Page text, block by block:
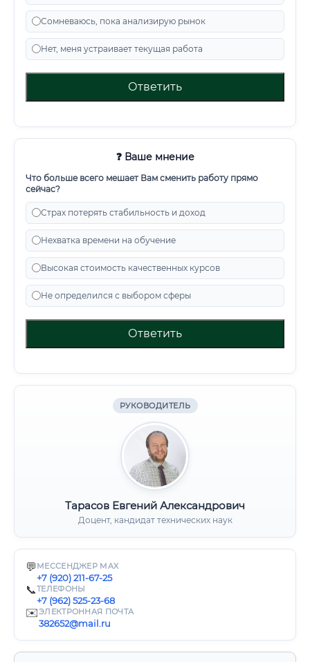
Сомневаюсь, пока анализирую рынок
Нет, меня устраивает текущая работа
Ответить
❓ Ваше мнение
Что больше всего мешает Вам сменить работу прямо
сейчас?
Страх потерять стабильность и доход
Нехватка времени на обучение
Высокая стоимость качественных курсов
Не определился с выбором сферы
Ответить
РУКОВОДИТЕЛЬ
Тарасов Евгений Александрович
Доцент, кандидат технических наук
💬 МЕССЕНДЖЕР MAX
+7 (920) 211-67-25
📞ТЕЛЕФОНЫ
+7 (962) 525-23-68
✉️ЭЛЕКТРОННАЯ ПОЧТА
382652@mail.ru